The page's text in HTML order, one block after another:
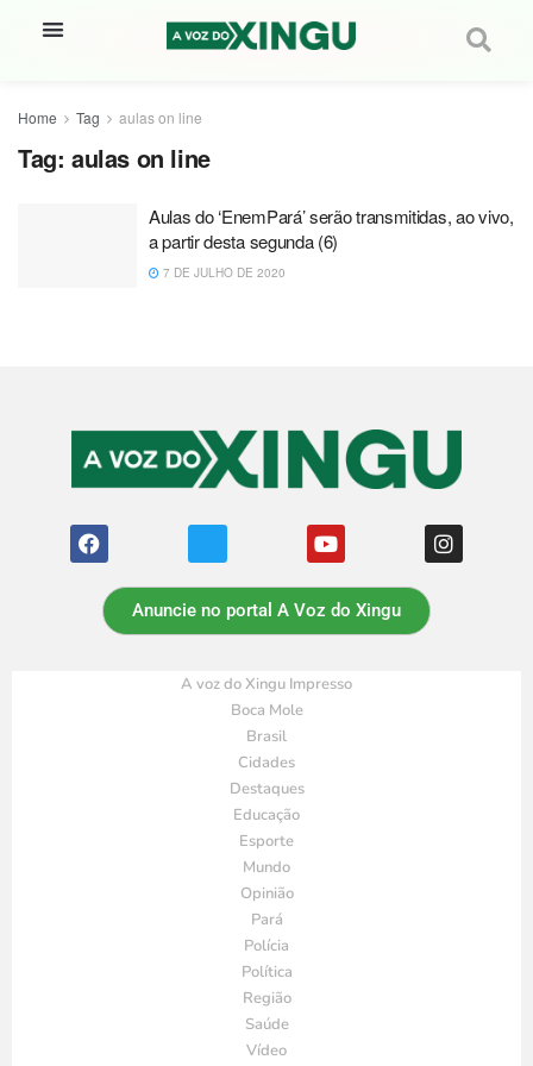
Home Tag aulas on line
Tag: aulas on line
Aulas do ‘EnemPará’ serão transmitidas, ao vivo,
a partir desta segunda (6)
7 DE JULHO DE 2020
Anuncie no portal A Voz do Xingu
A voz do Xingu Impresso
Boca Mole
Brasil
Cidades
Destaques
Educação
Esporte
Mundo
Opinião
Pará
Polícia
Política
Região
Saúde
Vídeo